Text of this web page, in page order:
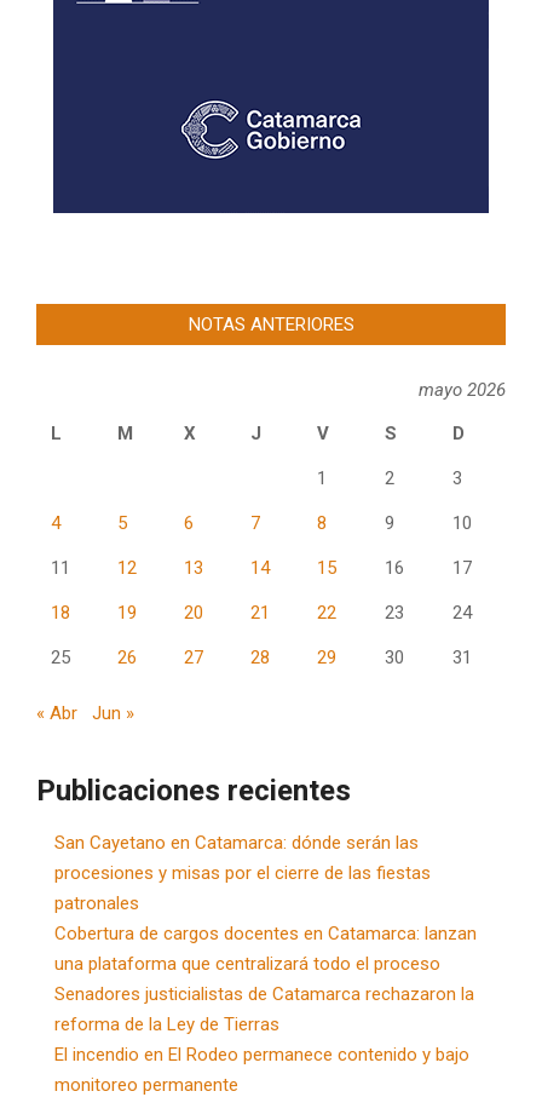
NOTAS ANTERIORES
mayo 2026
L
M X J V S D
1 2 3
4 5 6 7 8 9 10
11 12 13 14 15 16 17
18 19 20 21 22 23 24
25 26 27 28 29 30 31
« Abr Jun »
Publicaciones recientes
San Cayetano en Catamarca: dónde serán las
procesiones y misas por el cierre de las fiestas
patronales
Cobertura de cargos docentes en Catamarca: lanzan
una plataforma que centralizará todo el proceso
Senadores justicialistas de Catamarca rechazaron la
reforma de la Ley de Tierras
El incendio en El Rodeo permanece contenido y bajo
monitoreo permanente